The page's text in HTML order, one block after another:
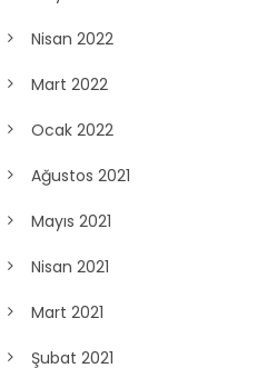
Nisan 2022
Mart 2022
Ocak 2022
Ağustos 2021
Mayıs 2021
Nisan 2021
Mart 2021
Şubat 2021